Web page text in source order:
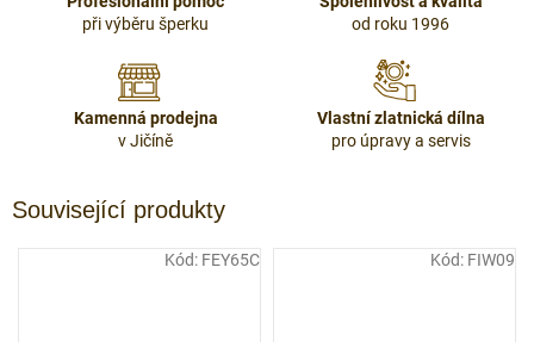
při výběru šperku
od roku 1996
Kamenná prodejna
v Jičíně
Vlastní zlatnická dílna
pro úpravy a servis
Související produkty
Kód: FEY65C Kód: FIW09